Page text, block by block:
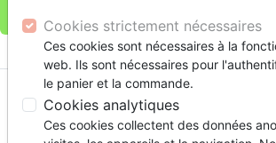
Cookies strictement nécessaires
Ces cookies sont nécessaires à la
web. Ils sont nécessaires pour
le panier et la commande.
Cookies analytiques
Ces cookies collectent des données